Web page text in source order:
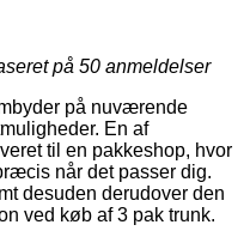
på 50 anmeldelser
på nuværende
En af
til en pakkeshop, hvor
når det passer dig.
desuden derudover den
ved køb af 3 pak trunk.